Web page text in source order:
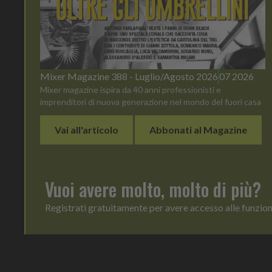
Mixer Magazine 388 - Luglio/Agosto 2026 07 2026
Mixer magazine ispira da 40 anni professionisti e
imprenditori di nuova generazione nel mondo del fuori casa
Vai all'articolo Abbonati al Magazine
Vuoi avere molto, molto di più?
Registrati gratuitamente per avere accesso alle